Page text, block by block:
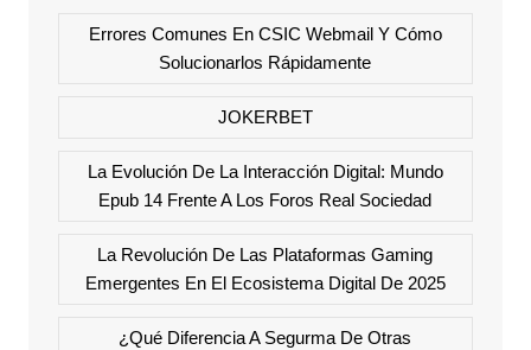
Errores Comunes En CSIC Webmail Y Cómo
Solucionarlos Rápidamente
JOKERBET
La Evolución De La Interacción Digital: Mundo
Epub 14 Frente A Los Foros Real Sociedad
La Revolución De Las Plataformas Gaming
Emergentes En El Ecosistema Digital De 2025
¿Qué Diferencia A Segurma De Otras